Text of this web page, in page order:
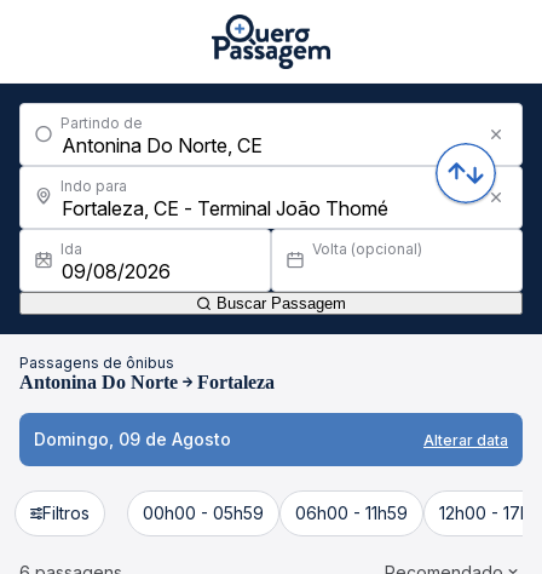
Partindo de
Indo para
Ida Volta (opcional)
Buscar Passagem
Passagens de ônibus
Antonina Do Norte Fortaleza
Domingo, 09 de Agosto Alterar data
Filtros 00h00 - 05h59 06h00 - 11h59 12h00 -